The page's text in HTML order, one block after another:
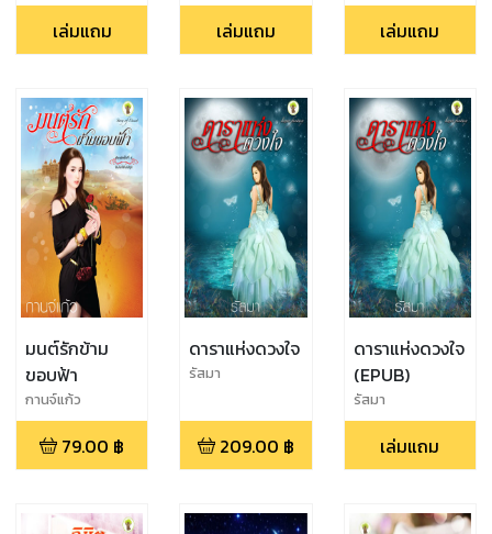
เล่มแถม เล่มแถม เล่มแถม
มนต์รักข้าม
ขอบฟ้า
กานจ์แก้ว
79.00 ฿
ดาราแห่งดวงใจ
รัสมา
209.00 ฿
ดาราแห่งดวงใจ
(EPUB)
รัสมา
เล่มแถม